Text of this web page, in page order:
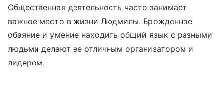
Общественная деятельность часто занимает
важное место в жизни Людмилы. Врожденное
обаяние и умение находить общий язык с разными
людьми делают ее отличным организатором и
лидером.